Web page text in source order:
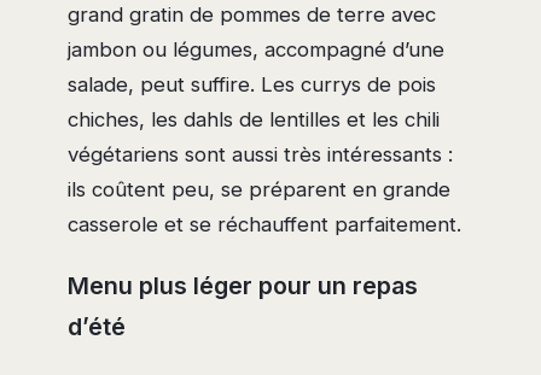
grand gratin de pommes de terre avec
jambon ou légumes, accompagné d’une
salade, peut suffire. Les currys de pois
chiches, les dahls de lentilles et les chili
végétariens sont aussi très intéressants :
ils coûtent peu, se préparent en grande
casserole et se réchauffent parfaitement.
Menu plus léger pour un repas
d’été